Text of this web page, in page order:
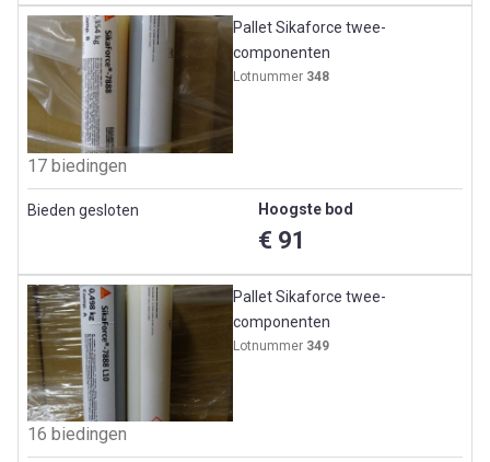
Pallet Sikaforce twee-
componenten
Lotnummer 348
17 biedingen
Bieden gesloten Hoogste bod
€ 91
Pallet Sikaforce twee-
componenten
Lotnummer 349
16 biedingen